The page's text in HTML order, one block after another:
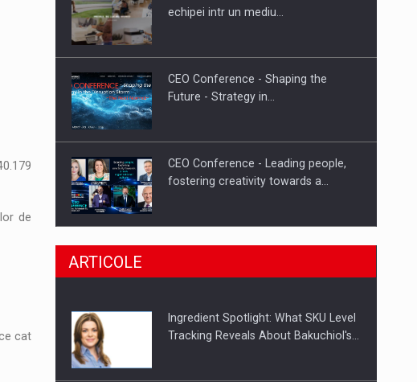
de
cat
Fondul de investitii BoldMind si
echipei intr un mediu…
CEO Conference - Shaping the
Future - Strategy in…
CEO Conference - Leading people,
fostering creativity towards a…
CEO Conference - Shaping The
Webinar - Business Evolution-
ARTICOLE
Ingredient Spotlight: What SKU Level
Tracking Reveals About Bakuchiol's…